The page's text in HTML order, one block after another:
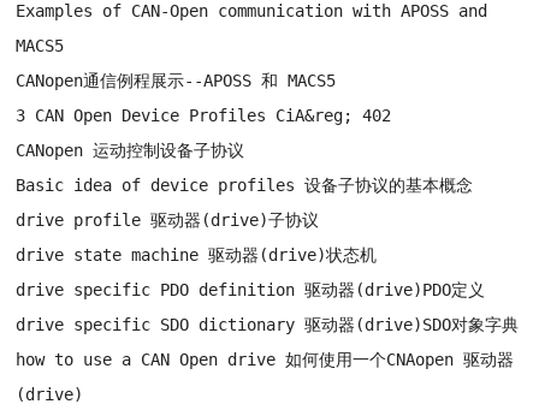
Examples of CAN-Open communication with APOSS and
MACS5
CANopen通信例程展示--APOSS 和 MACS5
3 CAN Open Device Profiles CiA&reg; 402
CANopen 运动控制设备子协议
Basic idea of device profiles 设备子协议的基本概念
drive profile 驱动器(drive)子协议
drive state machine 驱动器(drive)状态机
drive specific PDO definition 驱动器(drive)PDO定义
drive specific SDO dictionary 驱动器(drive)SDO对象字典
how to use a CAN Open drive 如何使用一个CNAopen 驱动器
(drive)